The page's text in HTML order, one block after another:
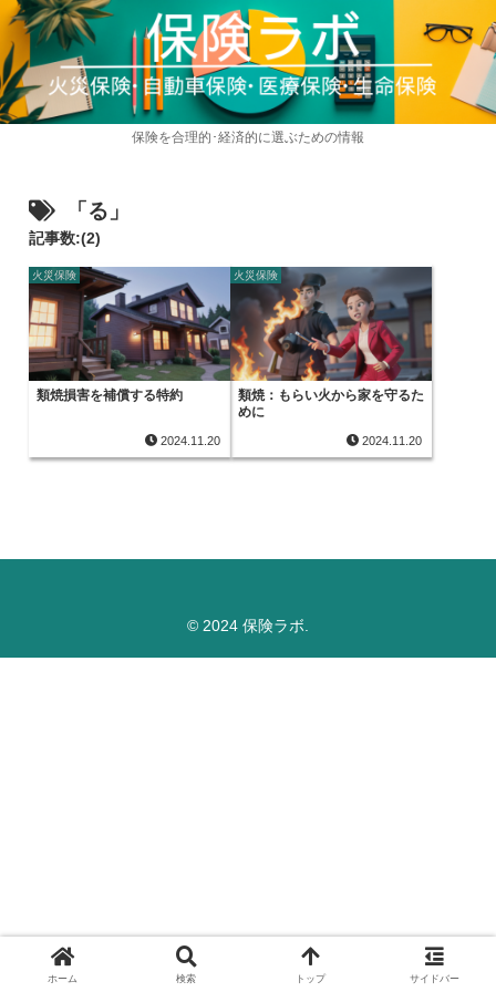
保険を合理的･経済的に選ぶための情報
「る」
記事数:(2)
火災保険
類焼損害を補償する特約
2024.11.20
火災保険
類焼：もらい火から家を守るた
めに
2024.11.20
© 2024 保険ラボ.
ホーム 検索 トップ サイドバー